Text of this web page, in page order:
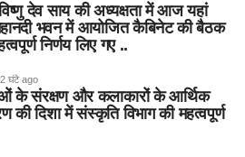
देव साय की अध्यक्षता में आज यहां
भवन में आयोजित कैबिनेट की बैठक
निर्णय लिए गए ..
घंटे ago
के संरक्षण और कलाकारों के आर्थिक
की दिशा में संस्कृति विभाग की महत्वपूर्ण